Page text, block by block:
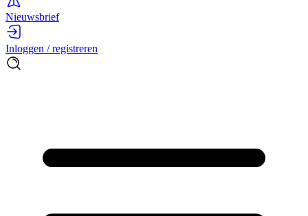
Nieuwsbrief
Inloggen / registreren